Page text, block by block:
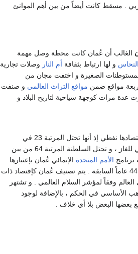
. مسقط كانت أيضاً من بين أهم الموانئ
الغالب أن عُمان كانت محطة وصل مهمة
النحاس و لها ارتباط بثقافة أم النار وصلات تجارية
الصغيرة و اختفت مجان من
مواقع ضمن مواقع التراث العالمي و صنفت
عدة مرات كوجهة سياحية لتاريخ البلاد و
بوضع سياسي و إقتصادي مستقر في العموم ، إقتصادها نفطي إذ أنها تحتل المرتبة 23 في
إحتياطي للنفط على مستوى العالم و المرتبة 27 في إحتياطي للغاز ، و تحتل السلطنة المرتبة 64 من بين
برنامج الأمم المتحدة الإنمائي عُمان بإعتبارها
البلد الأكثر تحسناً على مستوى العالم في مجال التنمية خلال 44 عاماً السابقة . يتم تصنيف عُمان كإقتصاد ذات
البلد الأكثر سلمية في العالم وفقاً لمؤشر السلام العالمي . و تشتهر
الأساسي في الحكم ، بالإضافة لوجود
البعض بلا أي خلاف .